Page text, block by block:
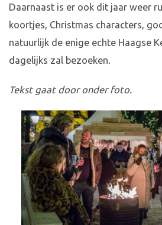
Daarnaast is er ook dit jaar weer
koortjes, Christmas characters,
natuurlijk de enige echte Haagse
dagelijks zal bezoeken.
Tekst gaat door onder foto.